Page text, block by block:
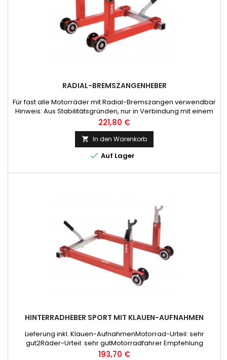
RADIAL-BREMSZANGENHEBER
Für fast alle Motorräder mit Radial-Bremszangen verwendbar
Hinweis: Aus Stabilitätsgründen, nur in Verbindung mit einem
Hinterradheber oder Hauptständer verwenden!
Preis
221,80 €
 In den Warenkorb
 Auf Lager
HINTERRADHEBER SPORT MIT KLAUEN-AUFNAHMEN
Lieferung inkl. Klauen-AufnahmenMotorrad-Urteil: sehr
gut2Räder-Urteil: sehr gutMotorradfahrer Empfehlung
Preis
193,70 €